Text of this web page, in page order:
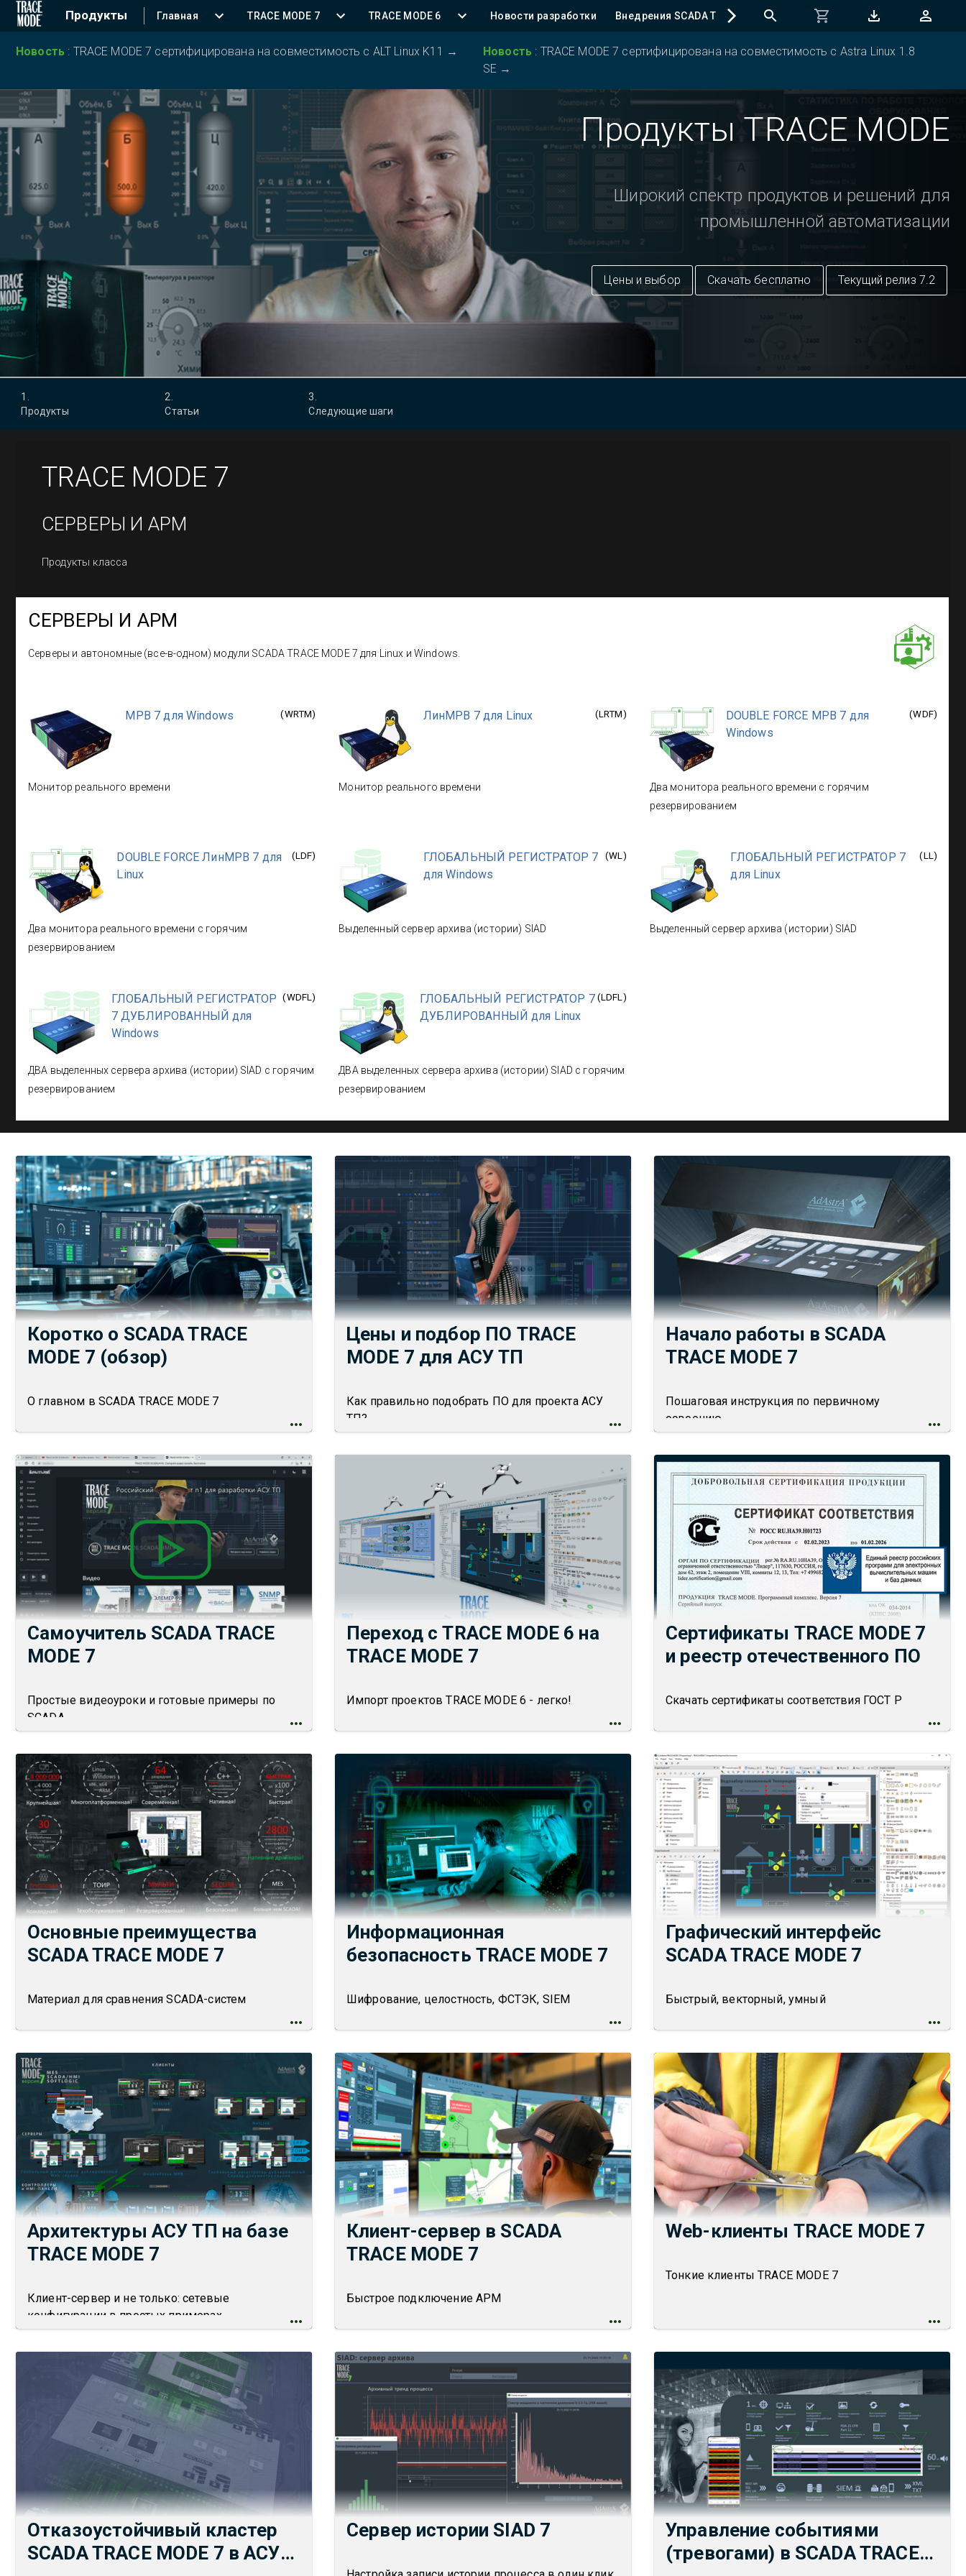
Продукты Главная TRACE MODE 7 TRACE MODE 6 Новости разработки Внедрения SCADA TRACE MODE Регистрация программ
Новость : TRACE MODE 7 сертифицирована на совместимость с ALT Linux K11 → Новость : TRACE MODE 7 сертифицирована на совместимость с Astra Linux 1.8
SE →
Продукты TRACE MODE
Широкий спектр продуктов и решений для
промышленной автоматизации
Цены и выбор Скачать бесплатно Текущий релиз 7.2
1
Продукты
2
Статьи
3
Следующие шаги
TRACE MODE 7
СЕРВЕРЫ И АРМ
Продукты класса
СЕРВЕРЫ И АРМ
Серверы и автономные (все-в-одном) модули SCADA TRACE MODE 7 для Linux и Windows.
МРВ 7 для Windows (WRTM)
Монитор реального времени
ЛинМРВ 7 для Linux (LRTM)
Монитор реального времени
DOUBLE FORCE МРВ 7 для
Windows
(WDF)
Два монитора реального времени с горячим
резервированием
DOUBLE FORCE ЛинМРВ 7 для
Linux
(LDF)
Два монитора реального времени с горячим
резервированием
ГЛОБАЛЬНЫЙ РЕГИСТРАТОР 7
для Windows
(WL)
Выделенный сервер архива (истории) SIAD
ГЛОБАЛЬНЫЙ РЕГИСТРАТОР 7
для Linux
(LL)
Выделенный сервер архива (истории) SIAD
ГЛОБАЛЬНЫЙ РЕГИСТРАТОР
7 ДУБЛИРОВАННЫЙ для
Windows
(WDFL)
ДВА выделенных сервера архива (истории) SIAD с горячим
резервированием
ГЛОБАЛЬНЫЙ РЕГИСТРАТОР 7
ДУБЛИРОВАННЫЙ для Linux
(LDFL)
ДВА выделенных сервера архива (истории) SIAD с горячим
резервированием
Коротко о SCADA TRACE
MODE 7 (обзор)
О главном в SCADA TRACE MODE 7
Цены и подбор ПО TRACE
MODE 7 для АСУ ТП
Как правильно подобрать ПО для проекта АСУ
ТП?
Начало работы в SCADA
TRACE MODE 7
Пошаговая инструкция по первичному
освоению
Самоучитель SCADA TRACE
MODE 7
Простые видеоуроки и готовые примеры по
SCADA
Переход с TRACE MODE 6 на
TRACE MODE 7
Импорт проектов TRACE MODE 6 - легко!
Сертификаты TRACE MODE 7
и реестр отечественного ПО
Скачать сертификаты соответствия ГОСТ Р
Основные преимущества
SCADA TRACE MODE 7
Материал для сравнения SCADA-систем
Информационная
безопасность TRACE MODE 7
Шифрование, целостность, ФСТЭК, SIEM
Графический интерфейс
SCADA TRACE MODE 7
Быстрый, векторный, умный
Архитектуры АСУ ТП на базе
TRACE MODE 7
Клиент-сервер и не только: сетевые
конфигурации в простых примерах
Клиент-сервер в SCADA
TRACE MODE 7
Быстрое подключение АРМ
Web-клиенты TRACE MODE 7
Тонкие клиенты TRACE MODE 7
Отказоустойчивый кластер
SCADA TRACE MODE 7 в АСУ
Сервер истории SIAD 7
Управление событиями
(тревогами) в SCADA TRACE